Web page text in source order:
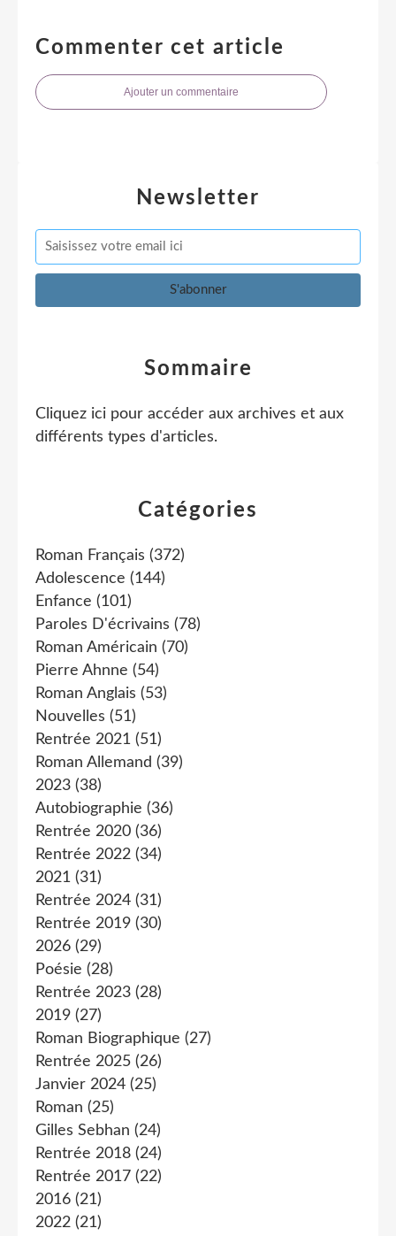
Commenter cet article
Ajouter un commentaire
Newsletter
Catégories
Roman Français (372)
Adolescence (144)
Enfance (101)
Paroles D'écrivains (78)
Roman Américain (70)
Pierre Ahnne (54)
Roman Anglais (53)
Nouvelles (51)
Rentrée 2021 (51)
Roman Allemand (39)
2023 (38)
Autobiographie (36)
Rentrée 2020 (36)
Rentrée 2022 (34)
2021 (31)
Rentrée 2024 (31)
Rentrée 2019 (30)
2026 (29)
Poésie (28)
Rentrée 2023 (28)
2019 (27)
Roman Biographique (27)
Rentrée 2025 (26)
Janvier 2024 (25)
Roman (25)
Gilles Sebhan (24)
Rentrée 2018 (24)
Rentrée 2017 (22)
2016 (21)
2022 (21)
Sommaire
Cliquez ici pour accéder aux archives et aux
différents types d'articles.